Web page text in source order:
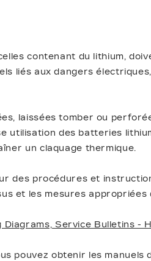
contenant du lithium,
liés aux dangers
laissées tomber ou
utilisation des batteries
un claquage thermique.
des procédures et
et les mesures appropriées
Service Bulletins -
pouvez obtenir les manuels